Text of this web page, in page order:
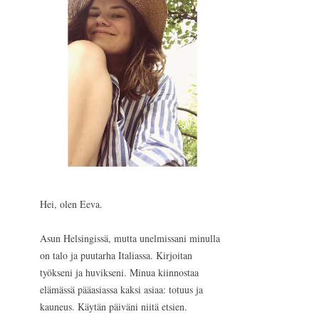
Hei, olen Eeva.
Asun Helsingissä, mutta unelmissani minulla
on talo ja puutarha Italiassa. Kirjoitan
työkseni ja huvikseni. Minua kiinnostaa
elämässä pääasiassa kaksi asiaa: totuus ja
kauneus. Käytän päiväni niitä etsien.